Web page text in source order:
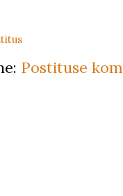
Postituse